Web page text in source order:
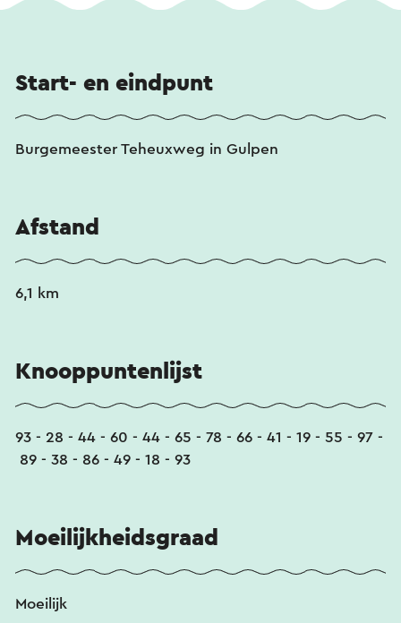
Start- en eindpunt
Burgemeester Teheuxweg in Gulpen
Afstand
6,1 km
Knooppuntenlijst
93 - 28 - 44 - 60 - 44 - 65 - 78 - 66 - 41 - 19 - 55 - 97 -
89 - 38 - 86 - 49 - 18 - 93
Moeilijkheidsgraad
Moeilijk